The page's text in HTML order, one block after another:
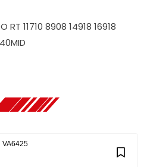
11710 8908 14918 16918
VA6425